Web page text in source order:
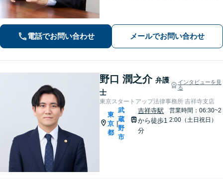
も引き受けております」【平日夜間相
電話でお問い合わせ メールでお問い合わせ
野口 潤之介 弁護
士
インタビューを見
る
東京スタートアップ法律事務所 吉祥寺支店
東
京
都
|
武
蔵
野
市
吉祥寺駅
から徒歩1
分
営業時間：06:30~2
2:00（土日祝日）